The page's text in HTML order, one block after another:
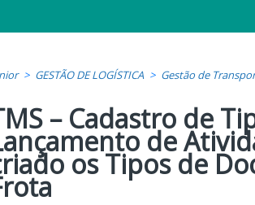
GESTÃO DE LOGÍSTICA Gestão de
– Cadastro de
de
os Tipos de